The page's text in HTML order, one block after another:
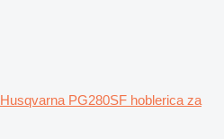
Husqvarna PG280SF hoblerica za